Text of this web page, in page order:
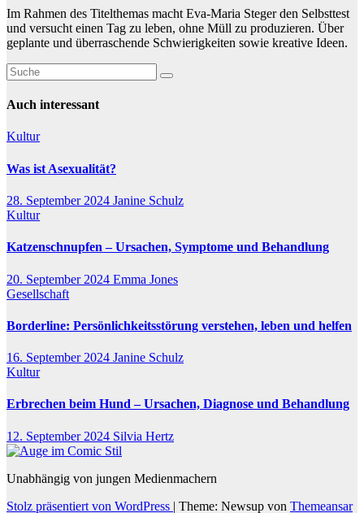
Im Rahmen des Titelthemas macht Eva-Maria Steger den Selbsttest
und versucht einen Tag zu leben, ohne Müll zu produzieren. Über
geplante und überraschende Schwierigkeiten sowie kreative Ideen.
Auch interessant
Kultur
Was ist Asexualität?
28. September 2024 Janine Schulz
Kultur
Katzenschnupfen – Ursachen, Symptome und Behandlung
20. September 2024 Emma Jones
Gesellschaft
Borderline: Persönlichkeitsstörung verstehen, leben und helfen
16. September 2024 Janine Schulz
Kultur
Erbrechen beim Hund – Ursachen, Diagnose und Behandlung
12. September 2024 Silvia Hertz
Unabhängig von jungen Medienmachern
Stolz präsentiert von WordPress | Theme: Newsup von Themeansar